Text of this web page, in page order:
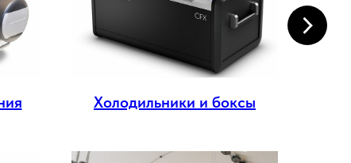
Холодильники и боксы